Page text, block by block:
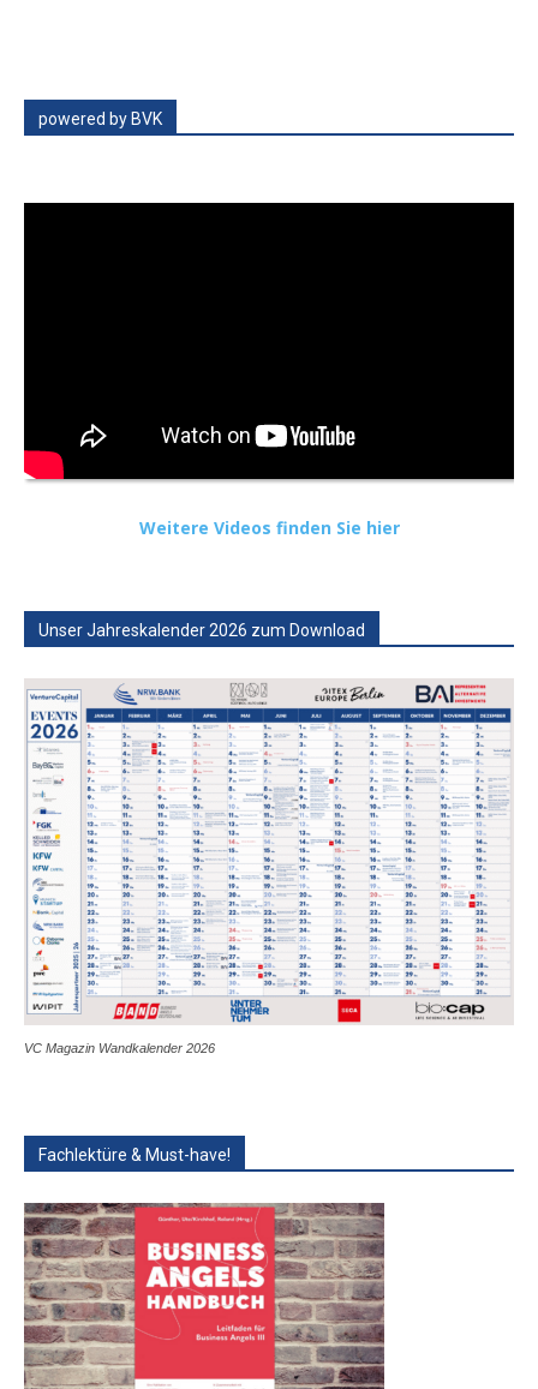
powered by BVK
Weitere Videos finden Sie hier
Unser Jahreskalender 2026 zum Download
VC Magazin Wandkalender 2026
Fachlektüre & Must-have!